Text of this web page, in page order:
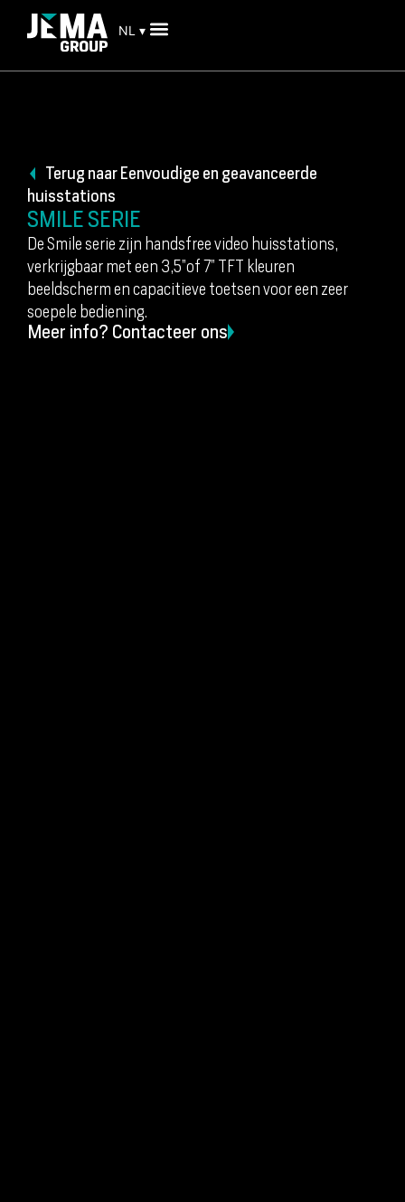
NL ▾
Terug naar Eenvoudige en geavanceerde
huisstations
SMILE SERIE
De Smile serie zijn handsfree video huisstations,
verkrijgbaar met een 3,5”of 7” TFT kleuren
beeldscherm en capacitieve toetsen voor een zeer
soepele bediening.
Meer info? Contacteer ons